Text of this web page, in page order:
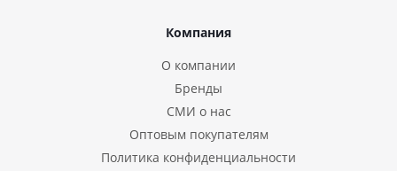
Компания
О компании
Бренды
СМИ о нас
Оптовым покупателям
Политика конфиденциальности